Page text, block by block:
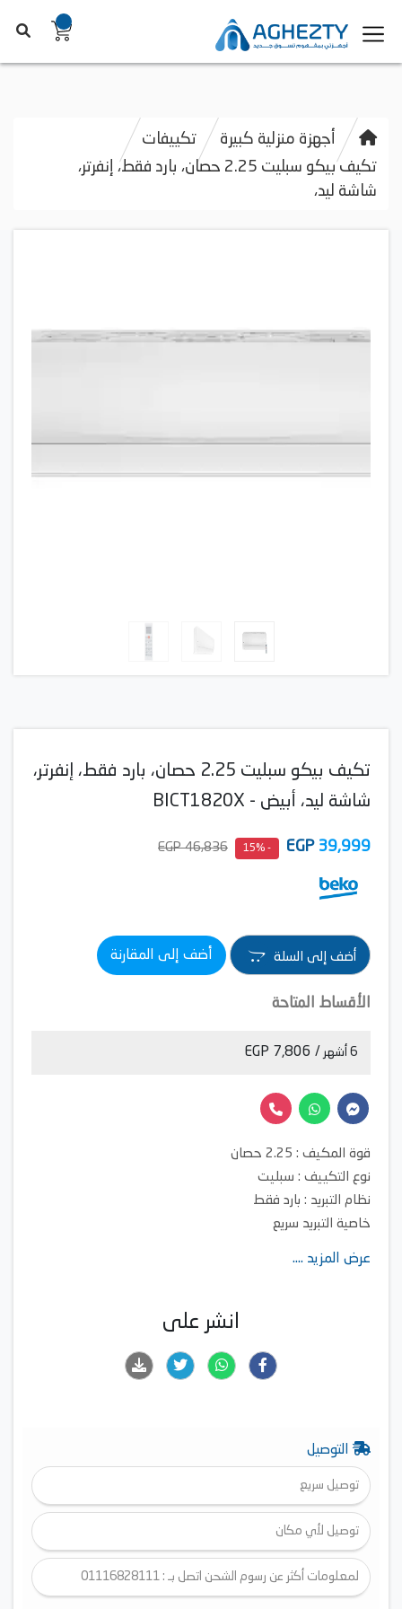
أجهزة منزلية كبيرة
تكييفات
تكيف بيكو سبليت 2.25 حصان، بارد فقط، إنفرتر،
شاشة ليد،
تكيف بيكو سبليت 2.25 حصان، بارد فقط، إنفرتر،
شاشة ليد، أبيض - BICT1820X
39,999
EGP
- 15%
46,836 EGP
أضف إلى السلة أضف إلى المقارنة
الأقساط المتاحة
6 أشهر / 7,806 EGP
قوة المكيف : 2.25 حصان
نوع التكييف : سبليت
نظام التبريد : بارد فقط
خاصية التبريد سريع
وظيفة إزالة الرطوبة
عرض المزيد ....
انشر على
التوصيل
توصيل سريع
توصيل لأي مكان
لمعلومات أكثر عن رسوم الشحن اتصل بـ : 01116828111